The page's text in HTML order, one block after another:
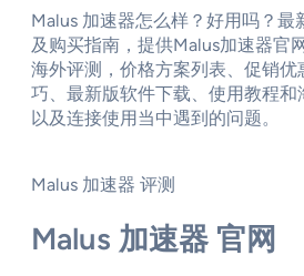
Malus 加速器怎么样？好用吗？最
及购买指南，提供Malus加速器官
海外评测，价格方案列表、促销
巧、最新版软件下载、使用教程和
以及连接使用当中遇到的问题。
Malus 加速器 评测
Malus 加速器 官网